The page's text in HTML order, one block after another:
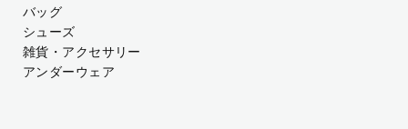
バッグ
シューズ
雑貨・アクセサリー
アンダーウェア